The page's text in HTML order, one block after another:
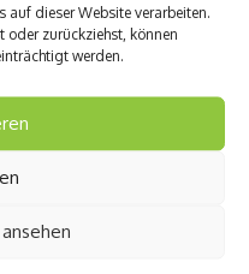
auf dieser Website verarbeiten.
zurückziehst, können
werden.
– Edler Bildband zu den
der Welt